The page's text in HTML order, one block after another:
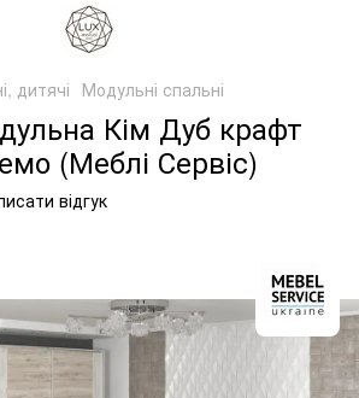
дитячі Модульні спальні
Кім Дуб крафт
(Меблі Сервіс)
відгук